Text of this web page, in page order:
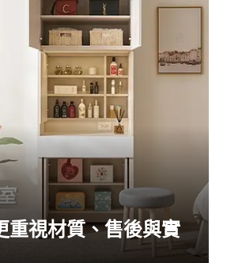
視材質、售後與實